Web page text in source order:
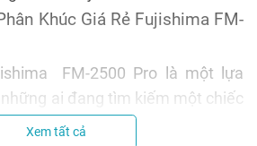
Khúc Giá Rẻ Fujishima FM-
FM-2500 Pro là một lựa
ai đang tìm kiếm một chiếc
phân khúc giá rẻ
. Với thiết kế đơn
Xem tất cả